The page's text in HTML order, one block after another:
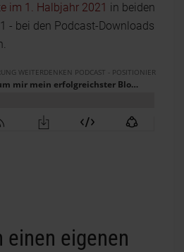
im 1. Halbjahr 2021 in beiden
- bei den Podcast-Downloads
einen eigenen